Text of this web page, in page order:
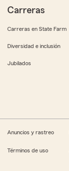
Carreras
Carreras en State Farm
Diversidad e inclusión
Jubilados
Anuncios y rastreo
Términos de uso